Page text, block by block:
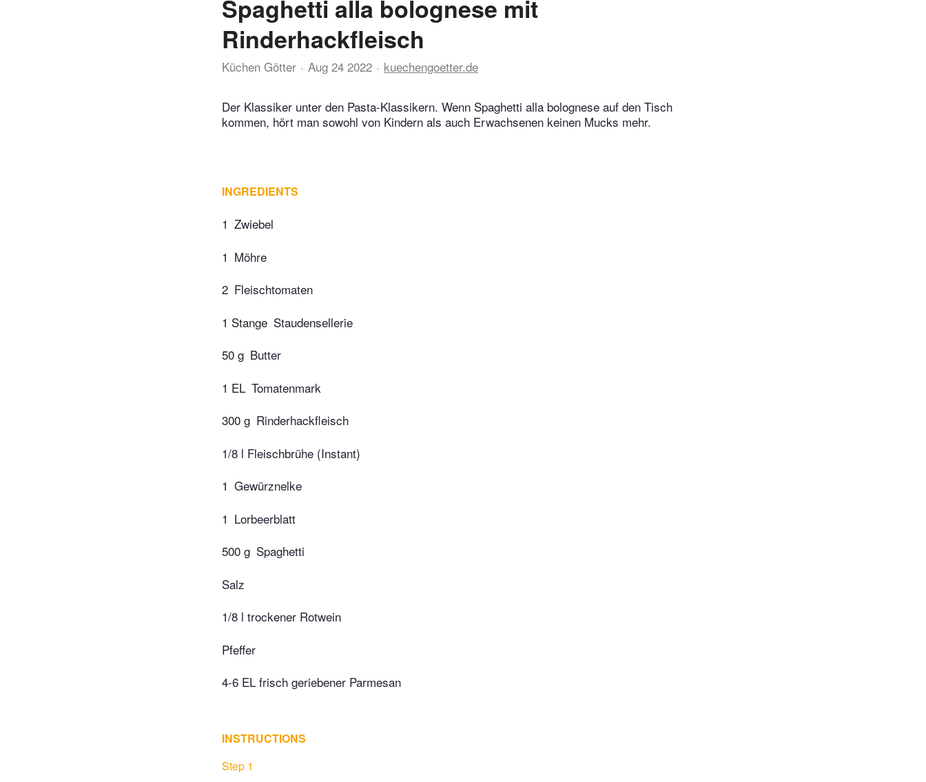
Spaghetti alla bolognese mit
Rinderhackfleisch
Küchen Götter Aug 24 2022 kuechengoetter.de
Der Klassiker unter den Pasta-Klassikern. Wenn Spaghetti alla bolognese auf den Tisch
kommen, hört man sowohl von Kindern als auch Erwachsenen keinen Mucks mehr.
INGREDIENTS
1 Zwiebel
1 Möhre
2 Fleischtomaten
1 Stange Staudensellerie
50 g Butter
1 EL Tomatenmark
300 g Rinderhackfleisch
1/8 l Fleischbrühe (Instant)
1 Gewürznelke
1 Lorbeerblatt
500 g Spaghetti
Salz
1/8 l trockener Rotwein
Pfeffer
4-6 EL frisch geriebener Parmesan
INSTRUCTIONS
Step 1